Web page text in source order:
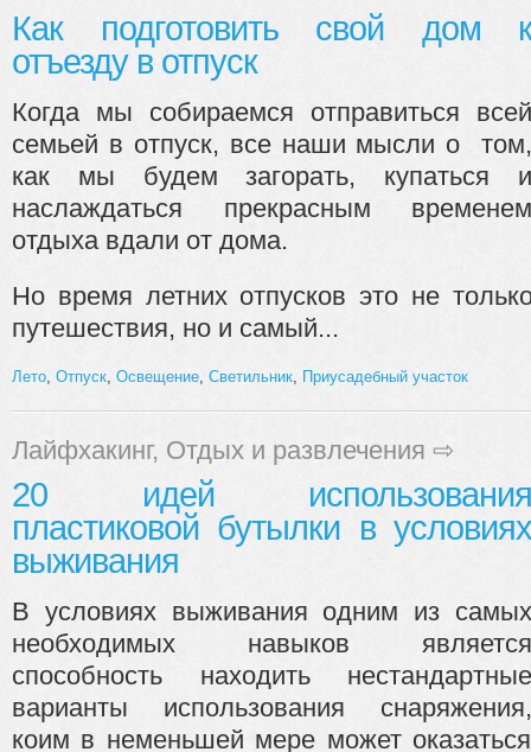
Как подготовить свой дом к
отъезду в отпуск
Когда мы собираемся отправиться всей
семьей в отпуск, все наши мысли о том,
как мы будем загорать, купаться и
наслаждаться прекрасным временем
отдыха вдали от дома.
Но время летних отпусков это не
путешествия, но и самый...
Лето, Отпуск, Освещение, Светильник, Приусадебный участок
Лайфхакинг, Отдых и развлечения ⇨
20 идей использования
пластиковой бутылки в условиях
выживания
В условиях выживания одним из самых
необходимых навыков является
способность находить нестандартные
варианты использования снаряжения,
коим в неменьшей мере может